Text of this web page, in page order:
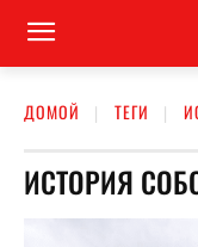
ДОМОЙ ТЕГИ
ИСТОРИЯ